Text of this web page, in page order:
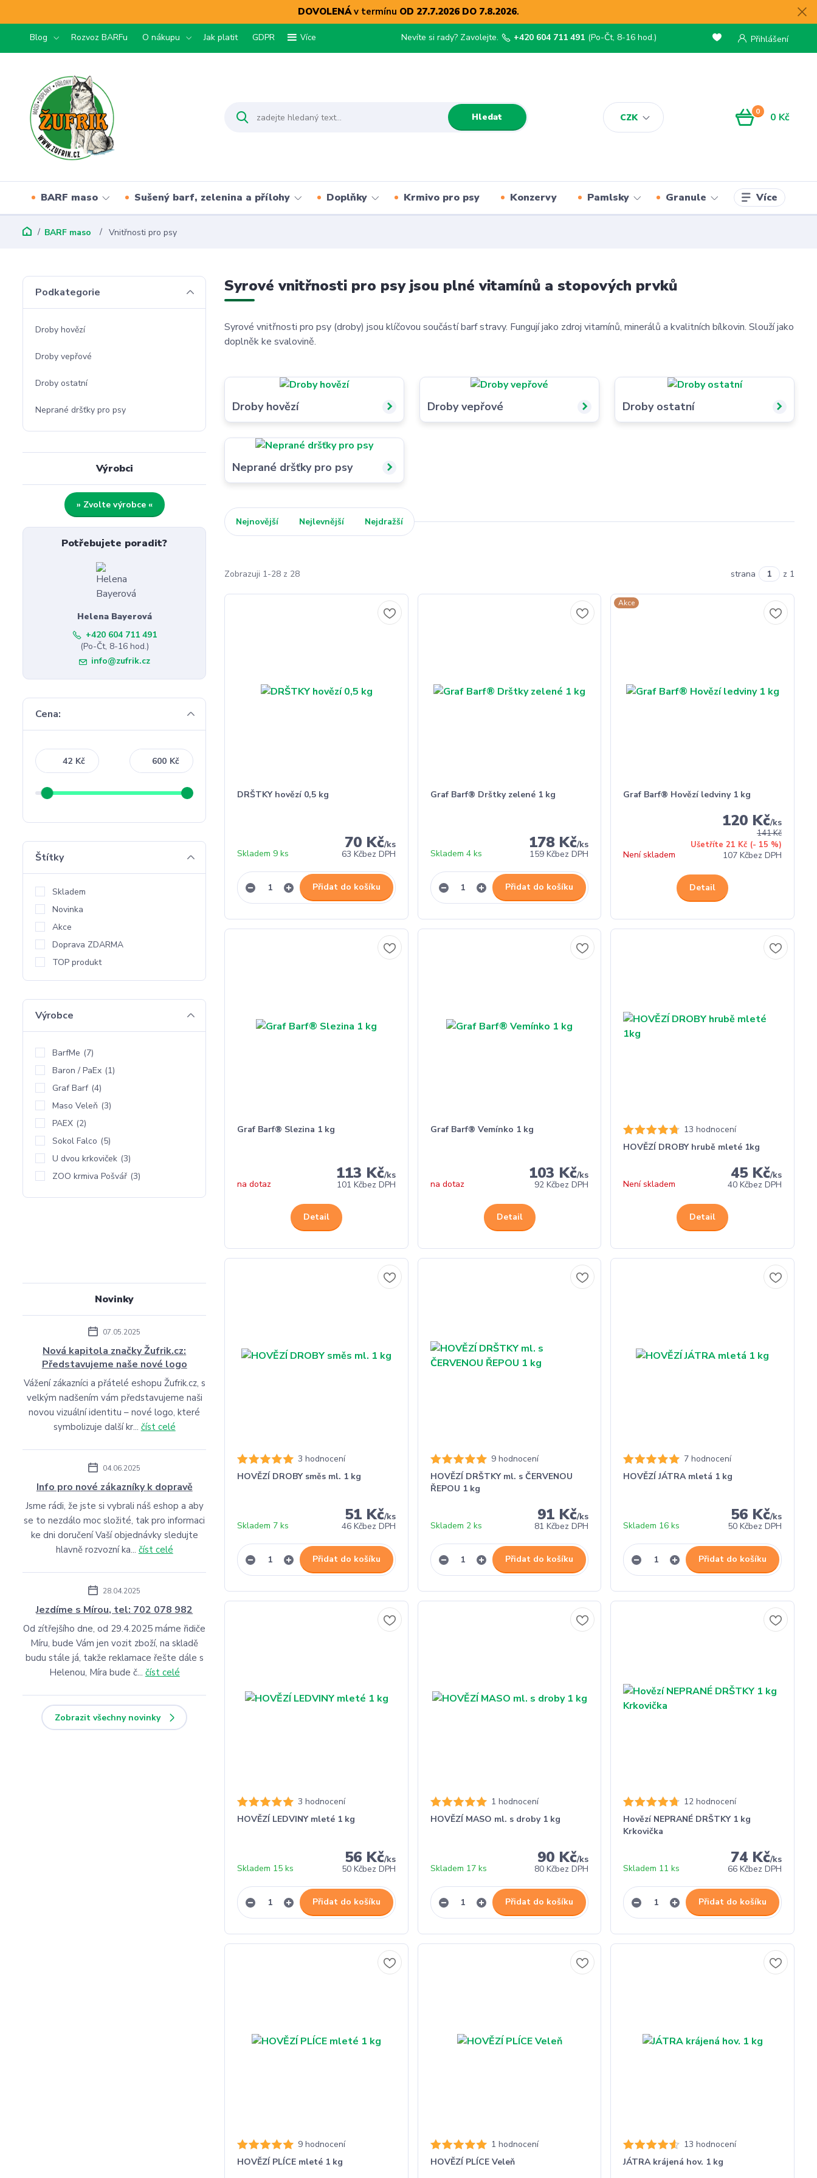
DOVOLENÁv termínu OD 27.7.2026 DO 7.8.2026.
Blog Rozvoz BARFu O nákupu Jak platit GDPR Více
CZK
Přihlášení
Hledat
Nevíte si rady? Zavolejte. +420 604 711 491 (Po-Čt, 8-16 hod.)
0 0 Kč
BARF maso Sušený barf, zelenina a přílohy Doplňky Krmivo pro psy Konzervy Pamlsky Granule Více
BARF maso Vnitřnosti pro psy
Syrové vnitřnosti pro psy jsou plné vitamínů a stopových prvků
Syrové vnitřnosti pro psy (droby) jsou klíčovou součástí barf stravy. Fungují jako zdroj vitamínů, minerálů a kvalitních bílkovin. Slouží jako
doplněk ke svalovině.
Droby hovězí Droby vepřové Droby ostatní
Neprané dršťky pro psy
Nejnovější Nejlevnější Nejdražší
Zobrazuji 1-28 z 28 strana z 1
DRŠTKY hovězí 0,5 kg
70 Kč/ks
63 Kčbez DPH
Skladem 9 ks
Přidat do košíku
Graf Barf® Drštky zelené 1 kg
178 Kč/ks
159 Kčbez DPH
Skladem 4 ks
Přidat do košíku
Akce
Graf Barf® Hovězí ledviny 1 kg
141 Kč
Ušetříte 21 Kč (- 15 %)
120 Kč/ks
107 Kčbez DPH
Není skladem
Detail
Graf Barf® Slezina 1 kg
113 Kč/ks
101 Kčbez DPH
na dotaz
Detail
Graf Barf® Vemínko 1 kg
103 Kč/ks
92 Kčbez DPH
na dotaz
Detail
13 hodnocení
HOVĚZÍ DROBY hrubě mleté 1kg
45 Kč/ks
40 Kčbez DPH
Není skladem
Detail
3 hodnocení
HOVĚZÍ DROBY směs ml. 1 kg
51 Kč/ks
46 Kčbez DPH
Skladem 7 ks
Přidat do košíku
9 hodnocení
HOVĚZÍ DRŠTKY ml. s ČERVENOU
ŘEPOU 1 kg
91 Kč/ks
81 Kčbez DPH
Skladem 2 ks
Přidat do košíku
7 hodnocení
HOVĚZÍ JÁTRA mletá 1 kg
56 Kč/ks
50 Kčbez DPH
Skladem 16 ks
Přidat do košíku
3 hodnocení
HOVĚZÍ LEDVINY mleté 1 kg
56 Kč/ks
50 Kčbez DPH
Skladem 15 ks
Přidat do košíku
1 hodnocení
HOVĚZÍ MASO ml. s droby 1 kg
90 Kč/ks
80 Kčbez DPH
Skladem 17 ks
Přidat do košíku
12 hodnocení
Hovězí NEPRANÉ DRŠTKY 1 kg
Krkovička
74 Kč/ks
66 Kčbez DPH
Skladem 11 ks
Přidat do košíku
9 hodnocení
HOVĚZÍ PLÍCE mleté 1 kg
1 hodnocení
HOVĚZÍ PLÍCE Veleň
13 hodnocení
JÁTRA krájená hov. 1 kg
Podkategorie
Droby hovězí
Droby vepřové
Droby ostatní
Neprané dršťky pro psy
Cena:
Kč Kč
Štítky
Skladem
Novinka
Akce
Doprava ZDARMA
TOP produkt
Výrobce
BarfMe (7)
Baron / PaEx (1)
Graf Barf (4)
Maso Veleň (3)
PAEX (2)
Sokol Falco (5)
U dvou krkoviček (3)
ZOO krmiva Pošvář (3)
Potřebujete poradit?
Helena Bayerová
+420 604 711 491
(Po-Čt, 8-16 hod.)
info@zufrik.cz
Novinky
07.05.2025
Nová kapitola značky Žufrik.cz:
Představujeme naše nové logo
Vážení zákazníci a přátelé eshopu Žufrik.cz, s
velkým nadšením vám představujeme naši
novou vizuální identitu – nové logo, které
symbolizuje další kr... číst celé
04.06.2025
Info pro nové zákazníky k dopravě
Jsme rádi, že jste si vybrali náš eshop a aby
se to nezdálo moc složité, tak pro informaci
ke dni doručení Vaší objednávky sledujte
hlavně rozvozní ka... číst celé
28.04.2025
Jezdíme s Mírou, tel: 702 078 982
Od zítřejšího dne, od 29.4.2025 máme řidiče
Míru, bude Vám jen vozit zboží, na skladě
budu stále já, takže reklamace řešte dále s
Helenou, Míra bude č... číst celé
Zobrazit všechny novinky
Výrobci
» Zvolte výrobce «